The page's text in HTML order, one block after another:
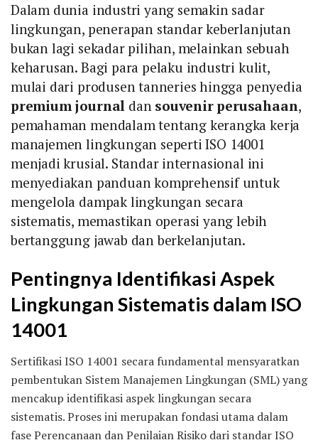
Dalam dunia industri yang semakin sadar
lingkungan, penerapan standar keberlanjutan
bukan lagi sekadar pilihan, melainkan sebuah
keharusan. Bagi para pelaku industri kulit,
mulai dari produsen tanneries hingga penyedia
premium journal dan souvenir perusahaan,
pemahaman mendalam tentang kerangka kerja
manajemen lingkungan seperti ISO 14001
menjadi krusial. Standar internasional ini
menyediakan panduan komprehensif untuk
mengelola dampak lingkungan secara
sistematis, memastikan operasi yang lebih
bertanggung jawab dan berkelanjutan.
Pentingnya Identifikasi Aspek
Lingkungan Sistematis dalam ISO
14001
Sertifikasi ISO 14001 secara fundamental mensyaratkan
pembentukan Sistem Manajemen Lingkungan (SML) yang
mencakup identifikasi aspek lingkungan secara
sistematis. Proses ini merupakan fondasi utama dalam
fase Perencanaan dan Penilaian Risiko dari standar ISO